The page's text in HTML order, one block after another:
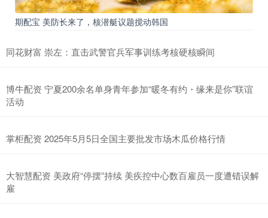
期配宝 美防长来了，核潜艇议题搅动韩国
同花财富 崇左：直击武警官兵军事训练考核硬核瞬间
博牛配资 宁夏200余名单身青年参加“暖冬有约・缘来是你”联谊
活动
掌柜配资 2025年5月5日全国主要批发市场木瓜价格行情
大智慧配资 美政府“停摆”持续 美疾控中心数百雇员一度遭错误解
雇